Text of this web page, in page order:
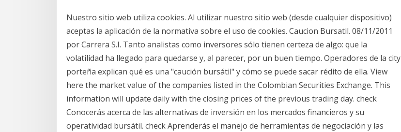
Nuestro sitio web utiliza cookies. Al utilizar nuestro sitio web (desde cualquier dispositivo)
aceptas la aplicación de la normativa sobre el uso de cookies. Caucion Bursatil. 08/11/2011
por Carrera S.I. Tanto analistas como inversores sólo tienen certeza de algo: que la
volatilidad ha llegado para quedarse y, al parecer, por un buen tiempo. Operadores de la city
porteña explican qué es una "caución bursátil" y cómo se puede sacar rédito de ella. View
here the market value of the companies listed in the Colombian Securities Exchange. This
information will update daily with the closing prices of the previous trading day. check
Conocerás acerca de las alternativas de inversión en los mercados financieros y su
operatividad bursátil. check Aprenderás el manejo de herramientas de negociación y las